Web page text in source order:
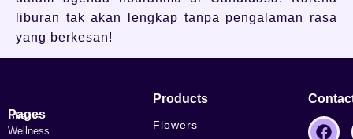
liburan tak akan lengkap tanpa pengalaman rasa
yang berkesan!
Strains
Wellness
Pages
Products
Flowers